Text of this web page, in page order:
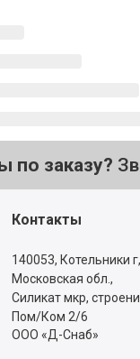
по заказу?
Контакты
140053, Котельники г,
Московская обл.,
Силикат мкр,
Пом/Ком 2/6
ООО «Д-Снаб»